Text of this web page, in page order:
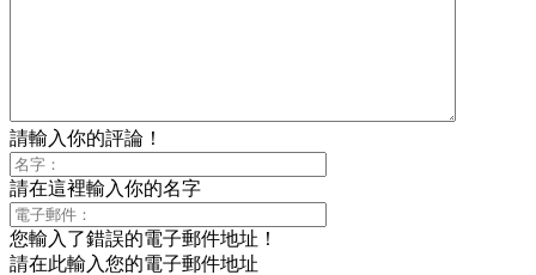
請輸入你的評論！
請在這裡輸入你的名字
您輸入了錯誤的電子郵件地址！
請在此輸入您的電子郵件地址